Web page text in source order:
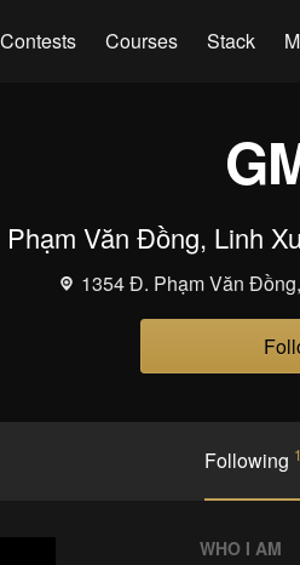
Contests Courses Stack
Văn Đồng, Linh
1354 Đ. Phạm Văn
Following 1
WHO I AM